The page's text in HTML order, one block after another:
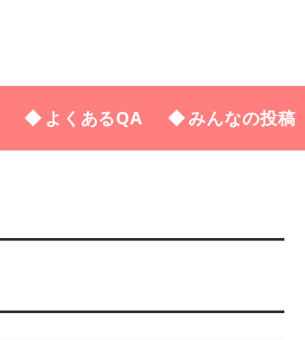
よくあるQA みんなの投稿